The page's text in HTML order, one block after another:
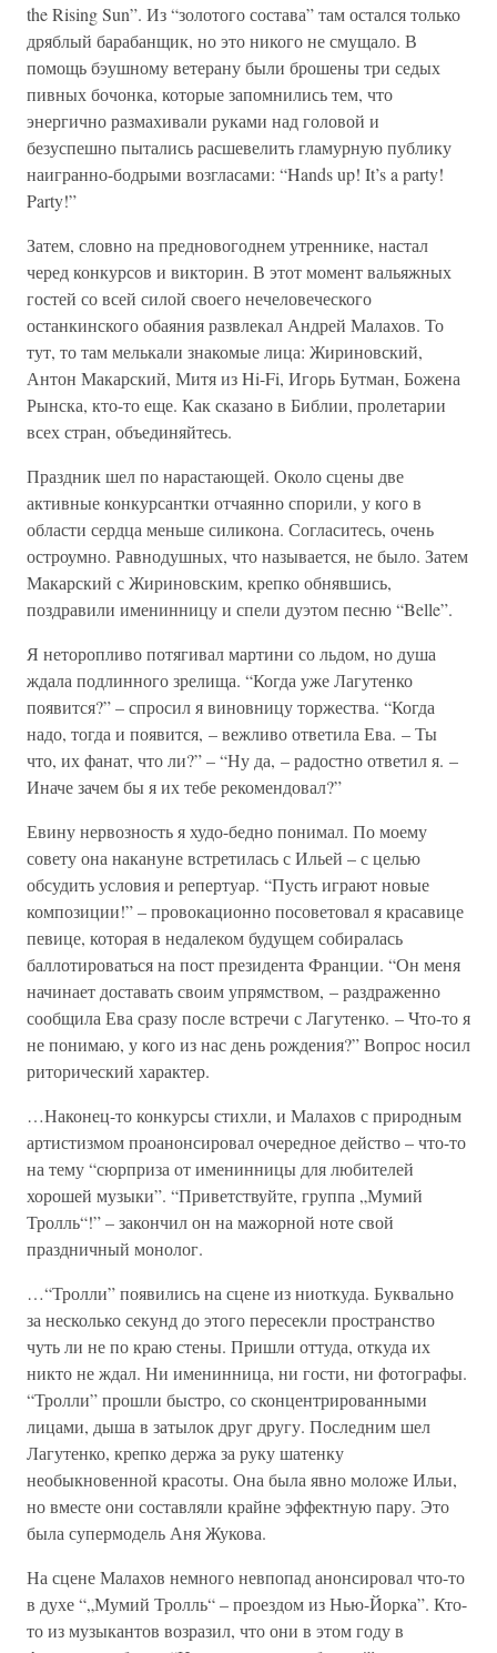
the Rising Sun”. Из “золотого состава” там остался только
дряблый барабанщик, но это никого не смущало. В
помощь бэушному ветерану были брошены три седых
пивных бочонка, которые запомнились тем, что
энергично размахивали руками над головой и
безуспешно пытались расшевелить гламурную публику
наигранно-бодрыми возгласами: “Hands up! It’s a party!
Party!”
Затем, словно на предновогоднем утреннике, настал
черед конкурсов и викторин. В этот момент вальяжных
гостей со всей силой своего нечеловеческого
останкинского обаяния развлекал Андрей Малахов. То
тут, то там мелькали знакомые лица: Жириновский,
Антон Макарский, Митя из Hi-Fi, Игорь Бутман, Божена
Рынска, кто-то еще. Как сказано в Библии, пролетарии
всех стран, объединяйтесь.
Праздник шел по нарастающей. Около сцены две
активные конкурсантки отчаянно спорили, у кого в
области сердца меньше силикона. Согласитесь, очень
остроумно. Равнодушных, что называется, не было. Затем
Макарский с Жириновским, крепко обнявшись,
поздравили именинницу и спели дуэтом песню “Belle”.
Я неторопливо потягивал мартини со льдом, но душа
ждала подлинного зрелища. “Когда уже Лагутенко
появится?” – спросил я виновницу торжества. “Когда
надо, тогда и появится, – вежливо ответила Ева. – Ты
что, их фанат, что ли?” – “Ну да, – радостно ответил я. –
Иначе зачем бы я их тебе рекомендовал?”
Евину нервозность я худо-бедно понимал. По моему
совету она накануне встретилась с Ильей – с целью
обсудить условия и репертуар. “Пусть играют новые
композиции!” – провокационно посоветовал я красавице
певице, которая в недалеком будущем собиралась
баллотироваться на пост президента Франции. “Он меня
начинает доставать своим упрямством, – раздраженно
сообщила Ева сразу после встречи с Лагутенко. – Что-то я
не понимаю, у кого из нас день рождения?” Вопрос носил
риторический характер.
…Наконец-то конкурсы стихли, и Малахов с природным
артистизмом проанонсировал очередное действо – что-то
на тему “сюрприза от именинницы для любителей
хорошей музыки”. “Приветствуйте, группа „Мумий
Тролль“!” – закончил он на мажорной ноте свой
праздничный монолог.
…“Тролли” появились на сцене из ниоткуда. Буквально
за несколько секунд до этого пересекли пространство
чуть ли не по краю стены. Пришли оттуда, откуда их
никто не ждал. Ни именинница, ни гости, ни фотографы.
“Тролли” прошли быстро, со сконцентрированными
лицами, дыша в затылок друг другу. Последним шел
Лагутенко, крепко держа за руку шатенку
необыкновенной красоты. Она была явно моложе Ильи,
но вместе они составляли крайне эффектную пару. Это
была супермодель Аня Жукова.
На сцене Малахов немного невпопад анонсировал что-то
в духе “„Мумий Тролль“ – проездом из Нью-Йорка”. Кто-
то из музыкантов возразил, что они в этом году в